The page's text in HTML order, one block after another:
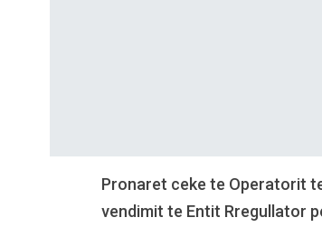
Pronaret ceke te Operatorit
vendimit te Entit Rregullator